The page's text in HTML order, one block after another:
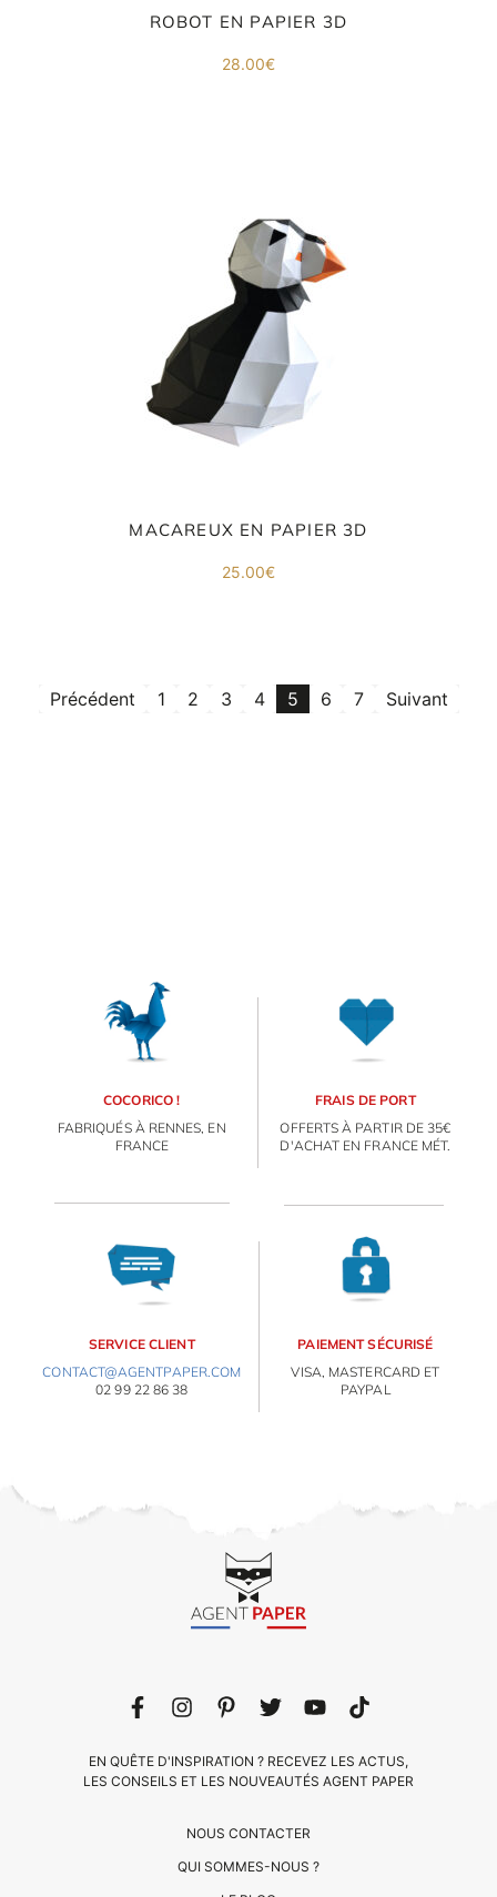
ROBOT EN PAPIER 3D
28.00€
MACAREUX EN PAPIER 3D
25.00€
Précédent 1 2 3 4 5 6 7 Suivant
COCORICO !
FABRIQUÉS À RENNES, EN
FRANCE
FRAIS DE PORT
OFFERTS À PARTIR DE 35€
D'ACHAT EN FRANCE MÉT.
SERVICE CLIENT
CONTACT@AGENTPAPER.COM
02 99 22 86 38
PAIEMENT SÉCURISÉ
VISA, MASTERCARD ET
PAYPAL
NOUS CONTACTER
QUI SOMMES-NOUS ?
EN QUÊTE D'INSPIRATION ? RECEVEZ LES ACTUS,
LES CONSEILS ET LES NOUVEAUTÉS AGENT PAPER